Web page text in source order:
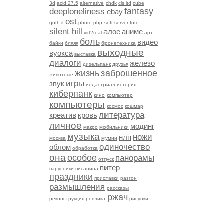
3d acid 27.5 alternative chdk cls ltd cube
deeploneliness ebayfantasy
goth it ost photo php soft server foto
silent hill virt2real алоеаниме арт
байки бляяя боль бронетехника видео
вуокса выставка выходные
диалоги дизельпанк друзья железо
животные жизньзаброшенное
звук игры индастриал история
киберпанк кино компьютер
компьютеры космос кошмар
креатив кровьлитература
личное макро мобильники модинг
москва музыка мумии нлп ножи
облом обработка одиночество
она особое отпуск панорамы
парусники писанина питер
праздники приставки разгон
размышления рассказы
реконструкция реплика ржач рисунки